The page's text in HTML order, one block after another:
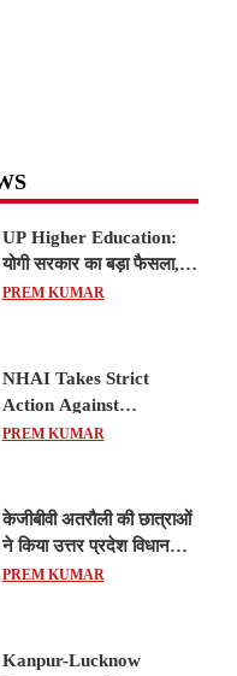
UP Higher Education:
योगी सरकार का बड़ा फैसला,
यूपी में 3 नए प्राइवेट
PREM KUMAR
NHAI Takes Strict
Action Against
Concessionaire,
Expressway Issues
PREM KUMAR
केजीबीवी अतरौली की छात्राओं
ने किया उत्तर प्रदेश विधानसभा
का शैक्षिक भ्रमण, लोकतांत्रिक
PREM KUMAR
Kanpur-Lucknow